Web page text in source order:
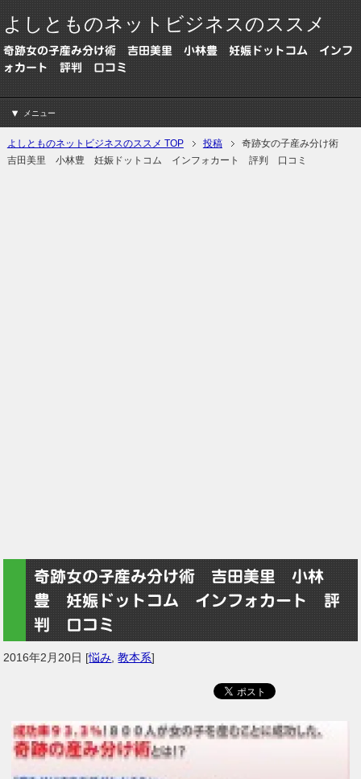
よしとものネットビジネスのススメ
奇跡女の子産み分け術 吉田美里 小林豊 妊娠ドットコム インフ
ォカート 評判 口コミ
メニュー
よしとものネットビジネスのススメ TOP 投稿
奇跡女の子産み分け術
吉田美里 小林豊 妊娠ドットコム インフォカート 評判 口コミ
奇跡女の子産み分け術 吉田美里 小林
豊 妊娠ドットコム インフォカート 評
判 口コミ
2016年2月20日 [悩み ,教本系]